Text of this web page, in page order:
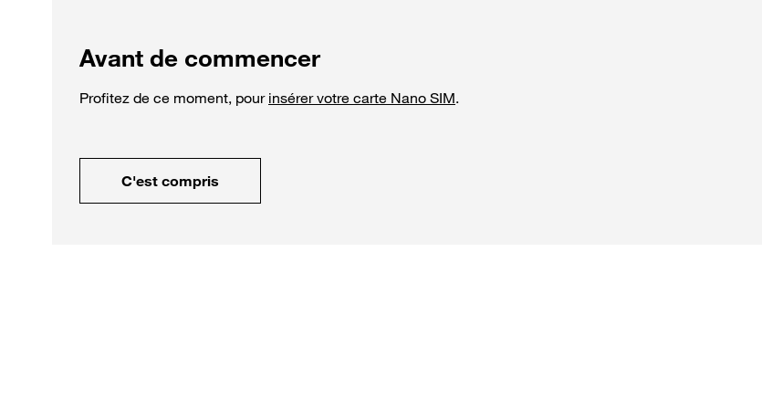
Avant de commencer
Profitez de ce moment, pour insérer votre carte Nano SIM.
C'est compris